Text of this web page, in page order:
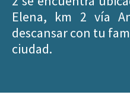
Elena, km 2 vía
descansar con tu
ciudad.